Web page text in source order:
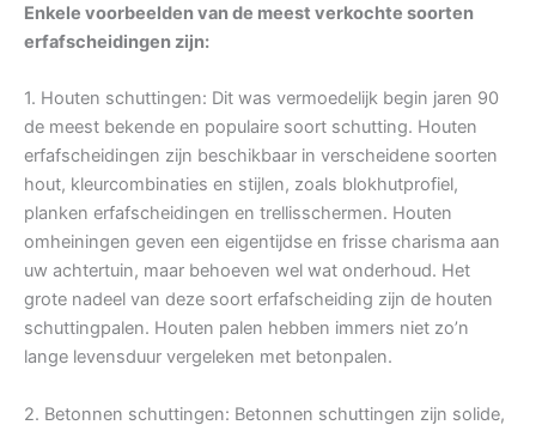
Enkele voorbeelden van de meest verkochte soorten
erfafscheidingen zijn:
1. Houten schuttingen: Dit was vermoedelijk begin jaren 90
de meest bekende en populaire soort schutting. Houten
erfafscheidingen zijn beschikbaar in verscheidene soorten
hout, kleurcombinaties en stijlen, zoals blokhutprofiel,
planken erfafscheidingen en trellisschermen. Houten
omheiningen geven een eigentijdse en frisse charisma aan
uw achtertuin, maar behoeven wel wat onderhoud. Het
grote nadeel van deze soort erfafscheiding zijn de houten
schuttingpalen. Houten palen hebben immers niet zo’n
lange levensduur vergeleken met betonpalen.
2. Betonnen schuttingen: Betonnen schuttingen zijn solide,